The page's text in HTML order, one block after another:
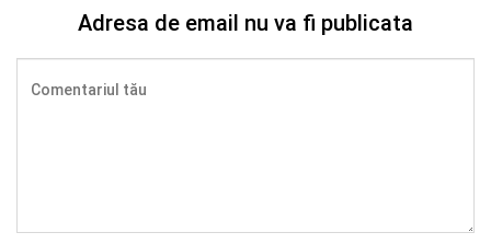
Adresa de email nu va fi publicata